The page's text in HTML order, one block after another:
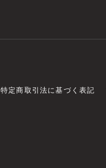
特定商取引法に基づく表記